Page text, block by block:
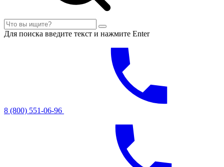
Для поиска введите текст и нажмите Enter
8 (800) 551-06-96